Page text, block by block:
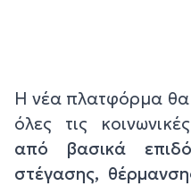
Η νέα πλατφόρμα θα
όλες τις
από βασικά
στέγασης,